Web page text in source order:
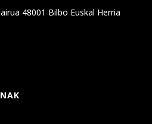
48001 Bilbo Euskal Herria